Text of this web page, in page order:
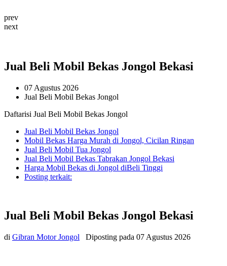
prev
next
Jual Beli Mobil Bekas Jongol Bekasi
07 Agustus 2026
Jual Beli Mobil Bekas Jongol
Daftarisi Jual Beli Mobil Bekas Jongol
Jual Beli Mobil Bekas Jongol
Mobil Bekas Harga Murah di Jongol, Cicilan Ringan
Jual Beli Mobil Tua Jongol
Jual Beli Mobil Bekas Tabrakan Jongol Bekasi
Harga Mobil Bekas di Jongol diBeli Tinggi
Posting terkait:
Jual Beli Mobil Bekas Jongol Bekasi
di Gibran Motor Jongol Diposting pada 07 Agustus 2026